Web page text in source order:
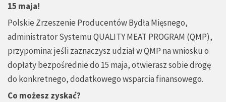
15 maja!
Polskie Zrzeszenie Producentów Bydła Mięsnego,
administrator Systemu QUALITY MEAT PROGRAM (QMP),
przypomina: jeśli zaznaczysz udział w QMP na wniosku o
dopłaty bezpośrednie do 15 maja, otwierasz sobie drogę
do konkretnego, dodatkowego wsparcia finansowego.
Co możesz zyskać?